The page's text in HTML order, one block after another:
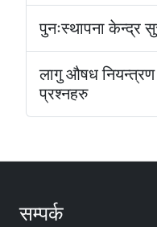
पुनःस्थापना केन्द्र
लागु औषध नियन्त्रण
प्रश्नहरु
सम्पर्क